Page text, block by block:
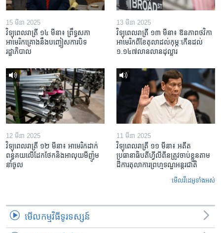
15 មីនា 2025
វិទ្យុពេលរាត្រី ១៤ មីនា៖ ព្រឹទ្ធសភា
អាមេរិកគ្រោងនឹងបញ្ចៀសការបិទ
រដ្ឋាភិបាល
13 មីនា 2025
វិទ្យុពេលរាត្រី ១៣ មីនា៖ ឱនភាព​ថវិកា​
អាមេរិក​ពី​ខែ​តុលា​ដល់​កុម្ភៈ​កើន​ដល់​
១.១៤៧​លានលាន​ដុល្លារ
12 មីនា 2025
វិទ្យុពេលរាត្រី ១២ មីនា៖ អាមេរិក​ដាក់​
ពន្ធគយ​លើ​ដែកថែក​និង​អាលុយ​មីញ៉ូម​
នាំចូល
11 មីនា 2025
វិទ្យុពេលរាត្រី ១១ មីនា៖ អតីត​
ប្រធានាធិបតីហ្វីលីពីន​ត្រូវ​ចាប់ខ្លួនតាម
ដីការ​តុលាការ​ព្រហ្មទណ្ឌ​អន្តរជាតិ
មើល​វីដេអូ​ទាំង​អស់
មើល​កម្មវិធី​ទូរទស្សន៍